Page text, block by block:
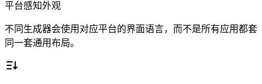
平台感知外观
不同生成器会使用对应平台的界面语言，而不是所有应用都套
同一套通用布局。